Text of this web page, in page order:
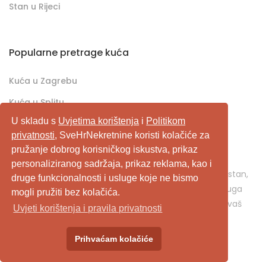
U skladu s Uvjetima korištenja i Politikom
privatnosti, SveHrNekretnine koristi kolačiće za
pružanje dobrog korisničkog iskustva, prikaz
personaliziranog sadržaja, prikaz reklama, kao i
druge funkcionalnosti i usluge koje ne bismo
mogli pružiti bez kolačića.
Uvjeti korištenja i pravila privatnosti
Prihvaćam kolačiće
Stan u Rijeci
Popularne pretrage kuća
Kuća u Zagrebu
Kuća u Splitu
Kuća u Rijeci
SveHrNekretnine.com predstavlja sveobuhvatan
pretraživač/oglašivač nekretnina. Ukoliko je u pitanju stan,
kuća, vikendica, zemljište, poslovni prostor, ili neka druga
nekretnina, svehrnekretnine.com je pravo mjesto za vaš